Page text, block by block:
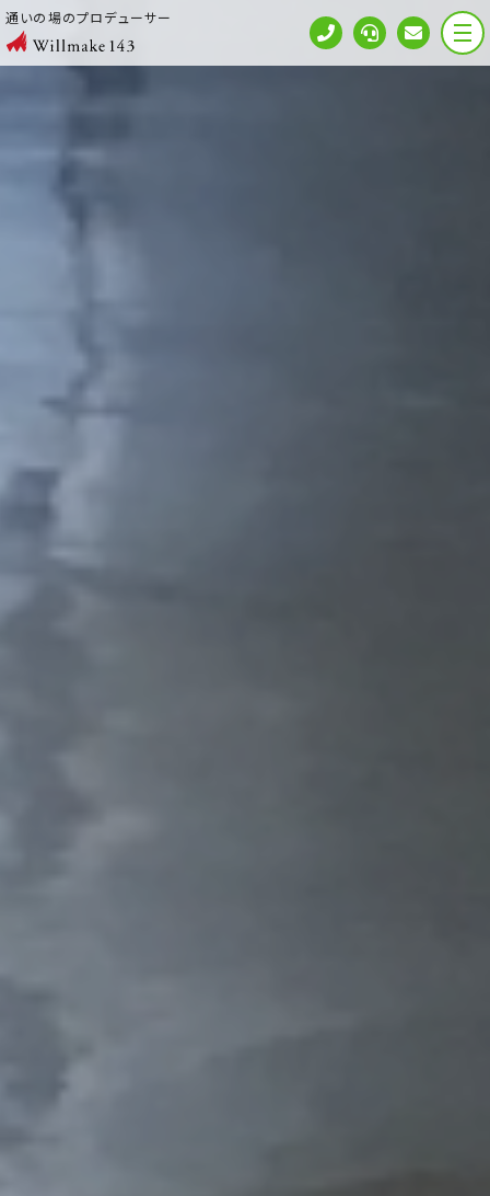
通いの場のプロデューサー